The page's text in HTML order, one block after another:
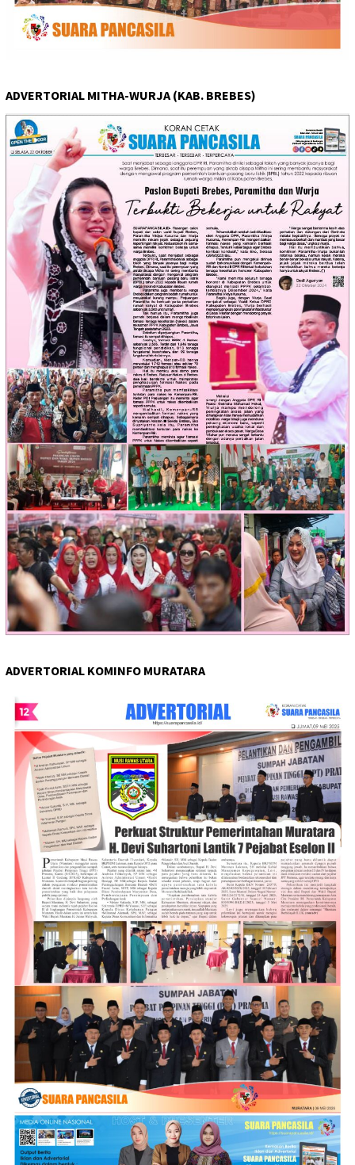
ADVERTORIAL MITHA-WURJA (KAB. BREBES)
ADVERTORIAL KOMINFO MURATARA